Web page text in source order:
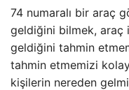
74 numaralı bir araç
geldiğini bilmek, araç
geldiğini tahmin
tahmin etmemizi
kişilerin nereden